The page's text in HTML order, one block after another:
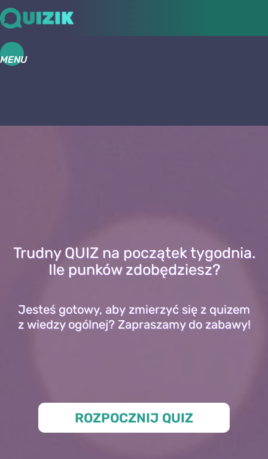
MENU
Trudny QUIZ na początek tygodnia.
Ile punków zdobędziesz?
Jesteś gotowy, aby zmierzyć się z quizem
z wiedzy ogólnej? Zapraszamy do zabawy!
ROZPOCZNIJ QUIZ